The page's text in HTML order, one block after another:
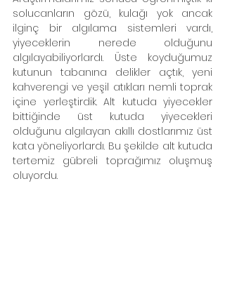
solucanların gözü, kulağı yok ancak
ilginç bir algılama sistemleri vardı,
yiyeceklerin nerede olduğunu
algılayabiliyorlardı. Üste koyduğumuz
kutunun tabanına delikler açtık, yeni
kahverengi ve yeşil atıkları nemli toprak
içine yerleştirdik. Alt kutuda yiyecekler
bittiğinde üst kutuda yiyecekleri
olduğunu algılayan akıllı dostlarımız üst
kata yöneliyorlardı. Bu şekilde alt kutuda
tertemiz gübreli toprağımız oluşmuş
oluyordu.